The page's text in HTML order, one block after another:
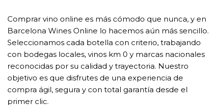
Comprar vino online es más cómodo que nunca, y en
Barcelona Wines Online lo hacemos aún más sencillo.
Seleccionamos cada botella con criterio, trabajando
con bodegas locales, vinos km 0 y marcas nacionales
reconocidas por su calidad y trayectoria. Nuestro
objetivo es que disfrutes de una experiencia de
compra ágil, segura y con total garantía desde el
primer clic.